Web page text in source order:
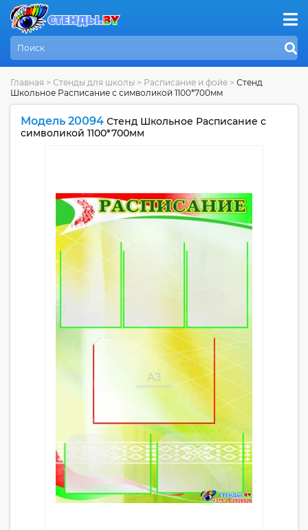
Главная > Стенды для школы > Расписание и фойе > Стенд
Школьное Расписание с символикой 1100*700мм
Модель 20094 Стенд Школьное Расписание с
символикой 1100*700мм